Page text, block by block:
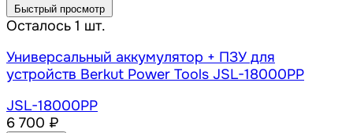
Быстрый просмотр
Осталось 1 шт.
Универсальный аккумулятор + ПЗУ для
устройств Berkut Power Tools JSL-18000PP
JSL-18000PP
6 700 ₽